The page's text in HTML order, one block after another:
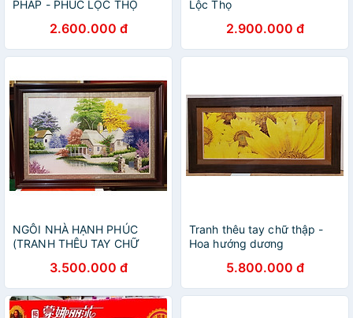
PHÁP - PHÚC LỘC THỌ
2.600.000 đ
Lộc Thọ
2.900.000 đ
NGÔI NHÀ HẠNH PHÚC
(TRANH THÊU TAY CHỮ
3.500.000 đ
Tranh thêu tay chữ thập -
Hoa hướng dương
5.800.000 đ